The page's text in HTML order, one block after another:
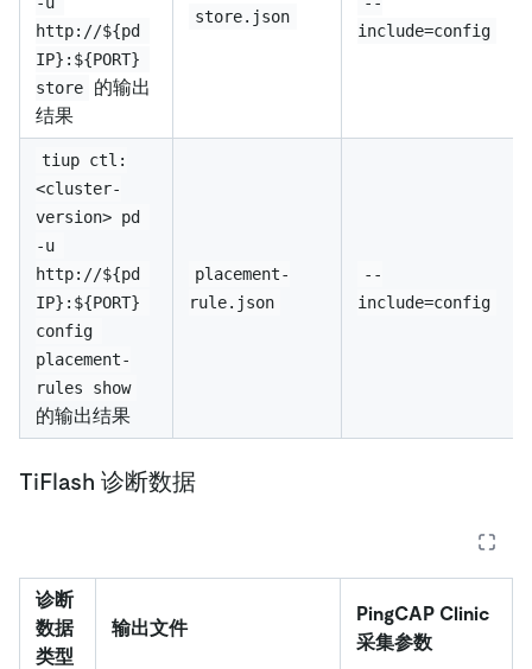
http://${pd
IP}:${PORT}
store
的输出
结果
store.json
include=config
tiup ctl:
<cluster-
version> pd
-u
http://${pd
IP}:${PORT}
config
placement-
rules show
的输出结果
placement-
rule.json
--
include=config
TiFlash 诊断数据
诊断
数据
类型
输出文件
PingCAP Clinic
采集参数